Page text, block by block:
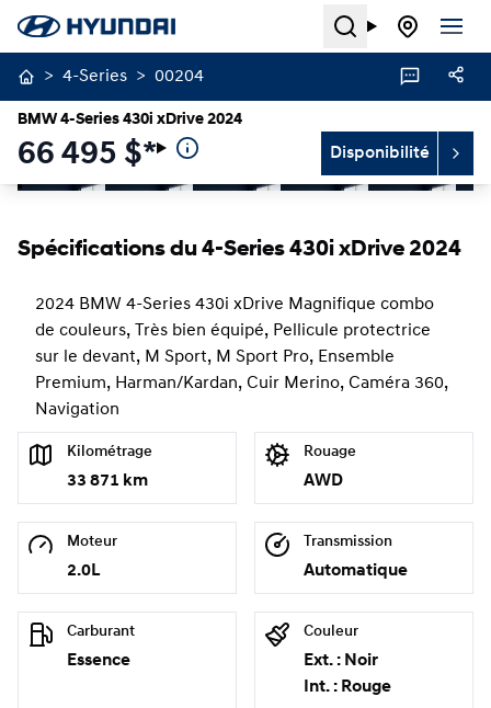
Search
> 4-Series > 00204
BMW 4-Series 430i xDrive 2024
66 495 $* Disponibilité
ArrêterPrécédent
Suivant
Spécifications du 4-Series 430i xDrive 2024
2024 BMW 4-Series 430i xDrive Magnifique combo
de couleurs, Très bien équipé, Pellicule protectrice
sur le devant, M Sport, M Sport Pro, Ensemble
Premium, Harman/Kardan, Cuir Merino, Caméra 360,
Navigation
Kilométrage
33 871 km
Rouage
AWD
Moteur
2.0L
Transmission
Automatique
Carburant
Essence
Couleur
Ext. : Noir
Int. : Rouge